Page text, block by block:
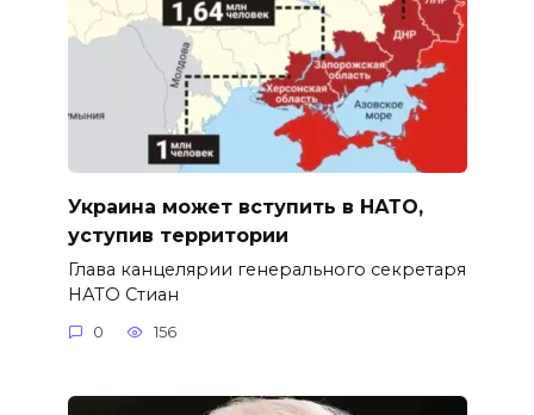
Украина может вступить в НАТО,
уступив территории
Глава канцелярии генерального секретаря
НАТО Стиан
0 156